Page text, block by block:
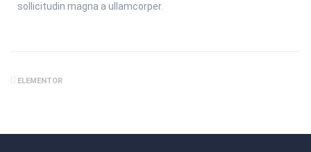
sollicitudin magna a ullamcorper.
ELEMENTOR